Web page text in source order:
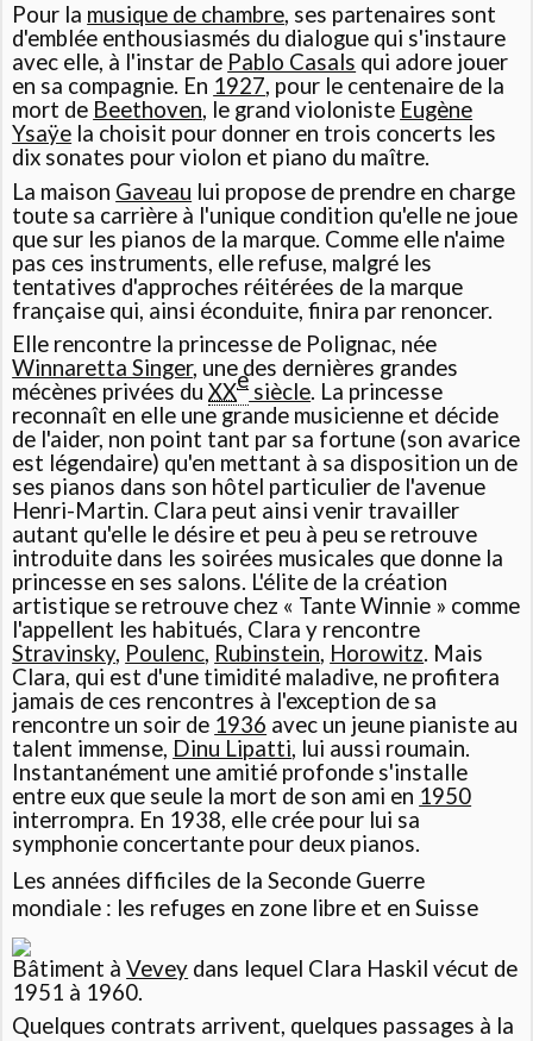
Pour la musique de chambre, ses partenaires sont
d'emblée enthousiasmés du dialogue qui s'instaure
avec elle, à l'instar de Pablo Casals qui adore jouer
en sa compagnie. En 1927, pour le centenaire de la
mort de Beethoven, le grand violoniste Eugène
Ysaÿe la choisit pour donner en trois concerts les
dix sonates pour violon et piano du maître.
La maison Gaveau lui propose de prendre en charge
toute sa carrière à l'unique condition qu'elle ne joue
que sur les pianos de la marque. Comme elle n'aime
pas ces instruments, elle refuse, malgré les
tentatives d'approches réitérées de la marque
française qui, ainsi éconduite, finira par renoncer.
Elle rencontre la princesse de Polignac, née
Winnaretta Singer, une des dernières grandes
mécènes privées duXXesiècle. La princesse
reconnaît en elle une grande musicienne et décide
de l'aider, non point tant par sa fortune (son avarice
est légendaire) qu'en mettant à sa disposition un de
ses pianos dans son hôtel particulier de l'avenue
Henri-Martin. Clara peut ainsi venir travailler
autant qu'elle le désire et peu à peu se retrouve
introduite dans les soirées musicales que donne la
princesse en ses salons. L'élite de la création
artistique se retrouve chez « Tante Winnie » comme
l'appellent les habitués, Clara y rencontre
Stravinsky, Poulenc, Rubinstein, Horowitz. Mais
Clara, qui est d'une timidité maladive, ne profitera
jamais de ces rencontres à l'exception de sa
rencontre un soir de 1936 avec un jeune pianiste au
talent immense, Dinu Lipatti, lui aussi roumain.
Instantanément une amitié profonde s'installe
entre eux que seule la mort de son ami en 1950
interrompra. En 1938, elle crée pour lui sa
symphonie concertante pour deux pianos.
Les années difficiles de la Seconde Guerre
mondiale : les refuges en zone libre et en Suisse
Bâtiment àVevey dans lequel Clara Haskil vécut de
1951 à 1960.
Quelques contrats arrivent, quelques passages à la